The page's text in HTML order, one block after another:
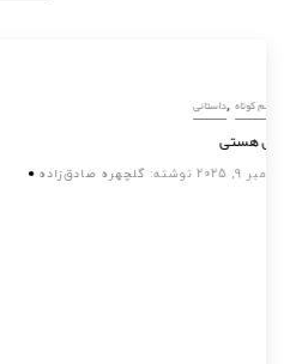
نقد فیلم کوتاه
تو، آن هستی
نوشته: گلچهره صادق‌زاده سپتامبر 9, 2025